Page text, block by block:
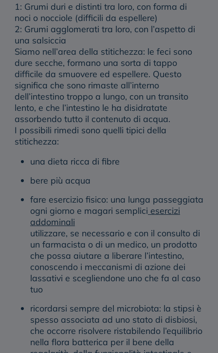
1: Grumi duri e distinti tra loro, con forma di
noci o nocciole (difficili da espellere)
2: Grumi agglomerati tra loro, con l’aspetto di
una salsiccia
Siamo nell’area della stitichezza: le feci sono
dure secche, formano una sorta di tappo
difficile da smuovere ed espellere. Questo
significa che sono rimaste all’interno
dell’intestino troppo a lungo, con un transito
lento, e che l’intestino le ha disidratate
assorbendo tutto il contenuto di acqua.
I possibili rimedi sono quelli tipici della
stitichezza:
una dieta ricca di fibre
bere più acqua
fare esercizio fisico: una lunga passeggiata
ogni giorno e magari semplici esercizi
addominali
utilizzare, se necessario e con il consulto di
un farmacista o di un medico, un prodotto
che possa aiutare a liberare l’intestino,
conoscendo i meccanismi di azione dei
lassativi e scegliendone uno che fa al caso
tuo
ricordarsi sempre del microbiota: la stipsi è
spesso associata ad uno stato di disbiosi,
che occorre risolvere ristabilendo l’equilibrio
nella flora batterica per il bene della